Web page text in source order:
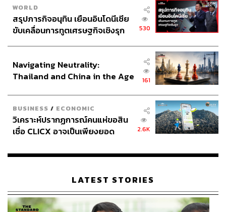
WORLD
สรุปภารกิจอนุทิน เยือนอินโดนีเซีย
ขับเคลื่อนการทูตเศรษฐกิจเชิงรุก
530
Navigating Neutrality:
Thailand and China in the Age
161
BUSINESS / ECONOMIC
วิเคราะห์ปรากฏการณ์คนแห่ขอสิน
เชื่อ CLICX อาจเป็นเพียงยอด
เรือนไทยที่ถูกซุกไว้
2.6K
LATEST STORIES